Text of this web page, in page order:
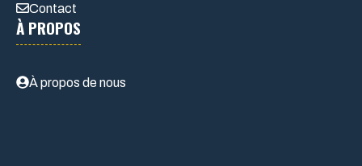
Contact
À PROPOS
À propos de nous